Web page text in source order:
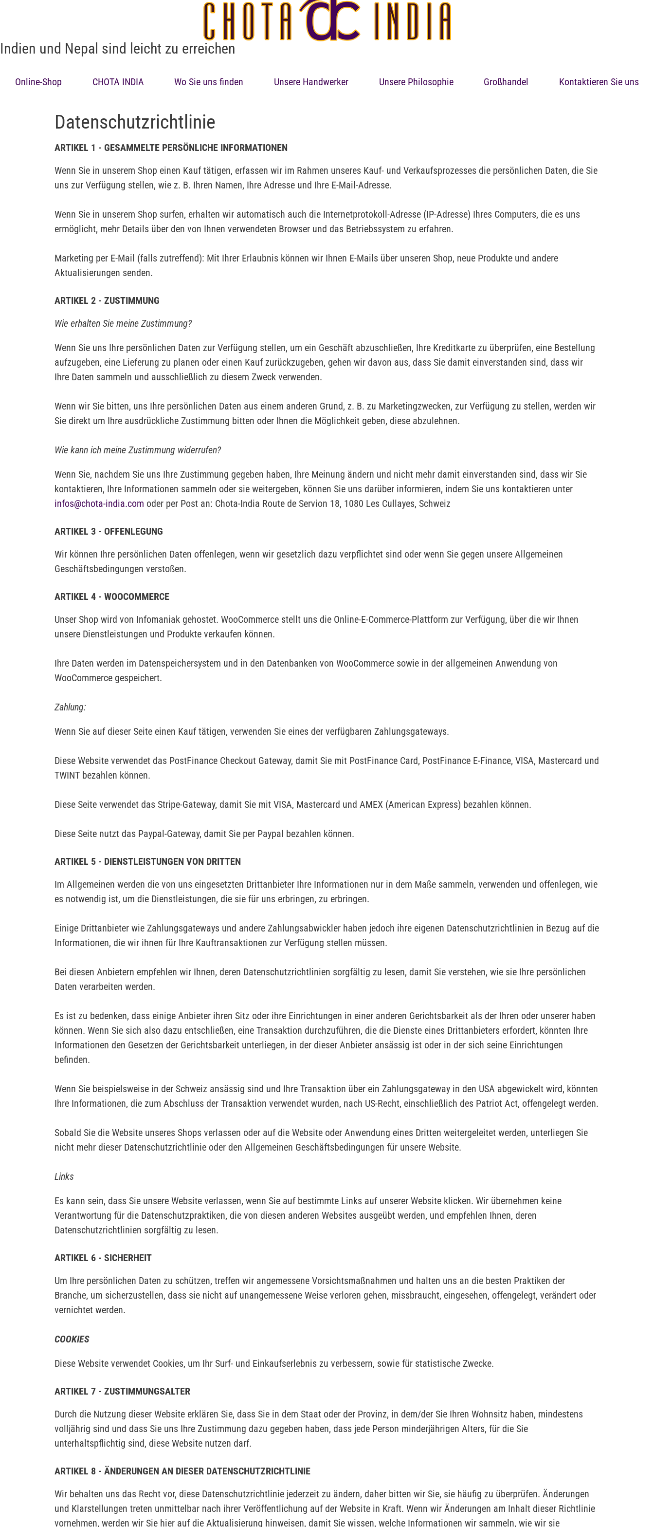
Indien und Nepal sind leicht zu erreichen
Online-Shop CHOTA INDIA Wo Sie uns finden Unsere Handwerker Unsere Philosophie Großhandel Kontaktieren Sie uns
Datenschutzrichtlinie
ARTIKEL 1 - GESAMMELTE PERSÖNLICHE INFORMATIONEN
Wenn Sie in unserem Shop einen Kauf tätigen, erfassen wir im Rahmen unseres Kauf- und Verkaufsprozesses die persönlichen Daten, die Sie
uns zur Verfügung stellen, wie z. B. Ihren Namen, Ihre Adresse und Ihre E-Mail-Adresse.
Wenn Sie in unserem Shop surfen, erhalten wir automatisch auch die Internetprotokoll-Adresse (IP-Adresse) Ihres Computers, die es uns
ermöglicht, mehr Details über den von Ihnen verwendeten Browser und das Betriebssystem zu erfahren.
Marketing per E-Mail (falls zutreffend): Mit Ihrer Erlaubnis können wir Ihnen E-Mails über unseren Shop, neue Produkte und andere
Aktualisierungen senden.
ARTIKEL 2 - ZUSTIMMUNG
Wie erhalten Sie meine Zustimmung?
Wenn Sie uns Ihre persönlichen Daten zur Verfügung stellen, um ein Geschäft abzuschließen, Ihre Kreditkarte zu überprüfen, eine Bestellung
aufzugeben, eine Lieferung zu planen oder einen Kauf zurückzugeben, gehen wir davon aus, dass Sie damit einverstanden sind, dass wir
Ihre Daten sammeln und ausschließlich zu diesem Zweck verwenden.
Wenn wir Sie bitten, uns Ihre persönlichen Daten aus einem anderen Grund, z. B. zu Marketingzwecken, zur Verfügung zu stellen, werden wir
Sie direkt um Ihre ausdrückliche Zustimmung bitten oder Ihnen die Möglichkeit geben, diese abzulehnen.
Wie kann ich meine Zustimmung widerrufen?
Wenn Sie, nachdem Sie uns Ihre Zustimmung gegeben haben, Ihre Meinung ändern und nicht mehr damit einverstanden sind, dass wir Sie
kontaktieren, Ihre Informationen sammeln oder sie weitergeben, können Sie uns darüber informieren, indem Sie uns kontaktieren unter
infos@chota-india.com oder per Post an: Chota-India Route de Servion 18, 1080 Les Cullayes, Schweiz
ARTIKEL 3 - OFFENLEGUNG
Wir können Ihre persönlichen Daten offenlegen, wenn wir gesetzlich dazu verpflichtet sind oder wenn Sie gegen unsere Allgemeinen
Geschäftsbedingungen verstoßen.
ARTIKEL 4 - WOOCOMMERCE
Unser Shop wird von Infomaniak gehostet. WooCommerce stellt uns die Online-E-Commerce-Plattform zur Verfügung, über die wir Ihnen
unsere Dienstleistungen und Produkte verkaufen können.
Ihre Daten werden im Datenspeichersystem und in den Datenbanken von WooCommerce sowie in der allgemeinen Anwendung von
WooCommerce gespeichert.
Zahlung:
Wenn Sie auf dieser Seite einen Kauf tätigen, verwenden Sie eines der verfügbaren Zahlungsgateways.
Diese Website verwendet das PostFinance Checkout Gateway, damit Sie mit PostFinance Card, PostFinance E-Finance, VISA, Mastercard und
TWINT bezahlen können.
Diese Seite verwendet das Stripe-Gateway, damit Sie mit VISA, Mastercard und AMEX (American Express) bezahlen können.
Diese Seite nutzt das Paypal-Gateway, damit Sie per Paypal bezahlen können.
ARTIKEL 5 - DIENSTLEISTUNGEN VON DRITTEN
Im Allgemeinen werden die von uns eingesetzten Drittanbieter Ihre Informationen nur in dem Maße sammeln, verwenden und offenlegen, wie
es notwendig ist, um die Dienstleistungen, die sie für uns erbringen, zu erbringen.
Einige Drittanbieter wie Zahlungsgateways und andere Zahlungsabwickler haben jedoch ihre eigenen Datenschutzrichtlinien in Bezug auf die
Informationen, die wir ihnen für Ihre Kauftransaktionen zur Verfügung stellen müssen.
Bei diesen Anbietern empfehlen wir Ihnen, deren Datenschutzrichtlinien sorgfältig zu lesen, damit Sie verstehen, wie sie Ihre persönlichen
Daten verarbeiten werden.
Es ist zu bedenken, dass einige Anbieter ihren Sitz oder ihre Einrichtungen in einer anderen Gerichtsbarkeit als der Ihren oder unserer haben
können. Wenn Sie sich also dazu entschließen, eine Transaktion durchzuführen, die die Dienste eines Drittanbieters erfordert, könnten Ihre
Informationen den Gesetzen der Gerichtsbarkeit unterliegen, in der dieser Anbieter ansässig ist oder in der sich seine Einrichtungen
befinden.
Wenn Sie beispielsweise in der Schweiz ansässig sind und Ihre Transaktion über ein Zahlungsgateway in den USA abgewickelt wird, könnten
Ihre Informationen, die zum Abschluss der Transaktion verwendet wurden, nach US-Recht, einschließlich des Patriot Act, offengelegt werden.
Sobald Sie die Website unseres Shops verlassen oder auf die Website oder Anwendung eines Dritten weitergeleitet werden, unterliegen Sie
nicht mehr dieser Datenschutzrichtlinie oder den Allgemeinen Geschäftsbedingungen für unsere Website.
Links
Es kann sein, dass Sie unsere Website verlassen, wenn Sie auf bestimmte Links auf unserer Website klicken. Wir übernehmen keine
Verantwortung für die Datenschutzpraktiken, die von diesen anderen Websites ausgeübt werden, und empfehlen Ihnen, deren
Datenschutzrichtlinien sorgfältig zu lesen.
ARTIKEL 6 - SICHERHEIT
Um Ihre persönlichen Daten zu schützen, treffen wir angemessene Vorsichtsmaßnahmen und halten uns an die besten Praktiken der
Branche, um sicherzustellen, dass sie nicht auf unangemessene Weise verloren gehen, missbraucht, eingesehen, offengelegt, verändert oder
vernichtet werden.
COOKIES
Diese Website verwendet Cookies, um Ihr Surf- und Einkaufserlebnis zu verbessern, sowie für statistische Zwecke.
ARTIKEL 7 - ZUSTIMMUNGSALTER
Durch die Nutzung dieser Website erklären Sie, dass Sie in dem Staat oder der Provinz, in dem/der Sie Ihren Wohnsitz haben, mindestens
volljährig sind und dass Sie uns Ihre Zustimmung dazu gegeben haben, dass jede Person minderjährigen Alters, für die Sie
unterhaltspflichtig sind, diese Website nutzen darf.
ARTIKEL 8 - ÄNDERUNGEN AN DIESER DATENSCHUTZRICHTLINIE
Wir behalten uns das Recht vor, diese Datenschutzrichtlinie jederzeit zu ändern, daher bitten wir Sie, sie häufig zu überprüfen. Änderungen
und Klarstellungen treten unmittelbar nach ihrer Veröffentlichung auf der Website in Kraft. Wenn wir Änderungen am Inhalt dieser Richtlinie
vornehmen, werden wir Sie hier auf die Aktualisierung hinweisen, damit Sie wissen, welche Informationen wir sammeln, wie wir sie